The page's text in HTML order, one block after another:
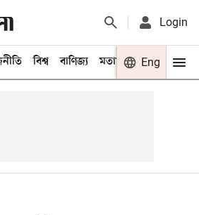
Login
বিশ্ব বাণিজ্য মতামত খেলা
Eng